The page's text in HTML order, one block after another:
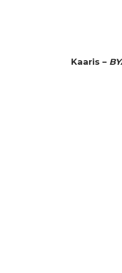
Kaaris –